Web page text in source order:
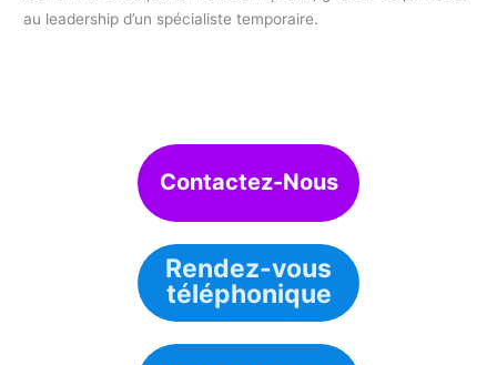
au leadership d’un spécialiste temporaire.
Contactez-Nous
Rendez-vous
téléphonique